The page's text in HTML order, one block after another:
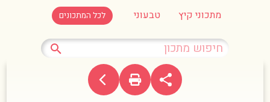
מתכוני קיץ
טבעוני לכל המתכונים